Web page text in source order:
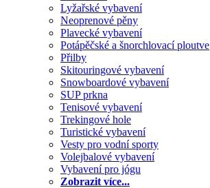
Lyžařské vybavení
Neoprenové pěny
Plavecké vybavení
Potápěčské a šnorchlovací ploutve
Přilby
Skitouringové vybavení
Snowboardové vybavení
SUP prkna
Tenisové vybavení
Trekingové hole
Turistické vybavení
Vesty pro vodní sporty
Volejbalové vybavení
Vybavení pro jógu
Zobrazit více...